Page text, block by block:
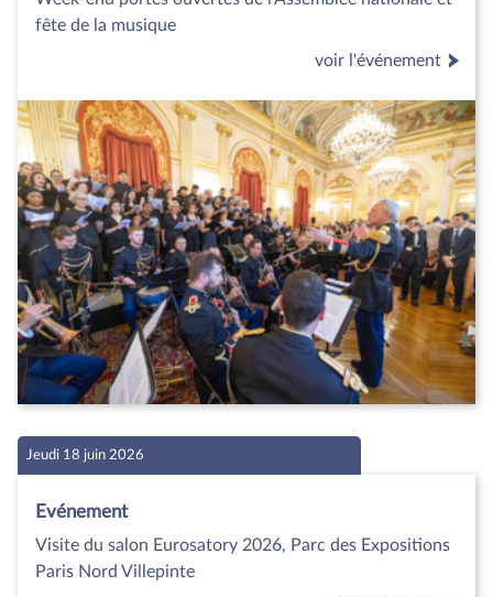
fête de la musique
voir l'événement
Jeudi 18 juin 2026
Evénement
Visite du salon Eurosatory 2026, Parc des Expositions
Paris Nord Villepinte